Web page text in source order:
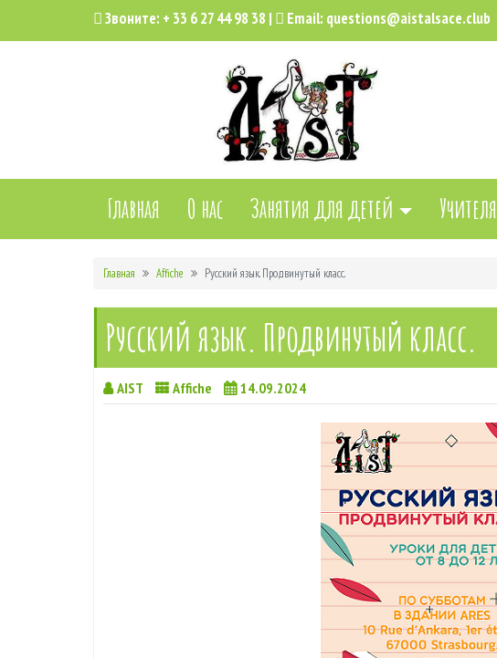
Звоните: + 33 6 27 44 98 38 | Email: questions@aistalsace.club
Главная О нас Занятия для детей Учителя
Главная Affiche Русский язык. Продвинутый класс.
Русский язык. Продвинутый класс.
AIST Affiche 14.09.2024